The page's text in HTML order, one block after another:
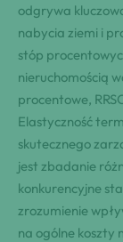
odgrywa
nabycia ziemi i
stóp
nieruchomością
procentowe,
Elastyczność
skutecznego
jest zbadanie
konkurencyjne
zrozumienie
na ogólne koszty